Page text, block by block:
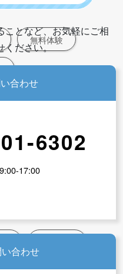
無料体験
ネス
ことなど、お気軽にご相
ください。
合わせ
6302
17:00
合わせ